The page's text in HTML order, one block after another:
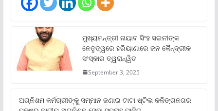
ମୁଖ୍ୟମନ୍ତ୍ରୀ ନାୟାବ ସିଂହ ସଇନୀଙ୍କ
ନେତୃତ୍ୱରେ ହରିୟାଣାରେ ଜନ କୈନ୍ଦ୍ରୀକ
ସଂସ୍କାର ତ୍ୱରାନ୍ୱିତ
September 3, 2025
ଅଗ୍ନିଶମ କର୍ମଚାରୀଙ୍କୁ ସମ୍ମାନ ଜଣାଇ ଟାଟା ଷ୍ଟିଲ କଳିଙ୍ଗନଗର